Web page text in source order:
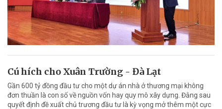
Cú hích cho Xuân Trường - Đà Lạt
Gần 600 tỷ đồng đầu tư cho một dự án nhà ở thương mại không
đơn thuần là con số về nguồn vốn hay quy mô xây dựng. Đằng sau
quyết định đề xuất chủ trương đầu tư là kỳ vọng mở thêm một cực